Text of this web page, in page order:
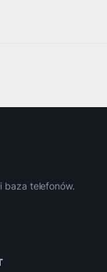
telefonów.